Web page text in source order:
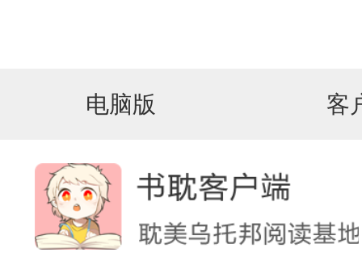
电脑版 客